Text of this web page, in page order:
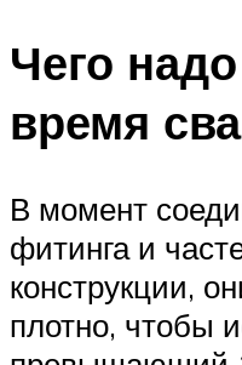
Чего
время
В момент
фитинга и
конструкции,
плотно, чтобы